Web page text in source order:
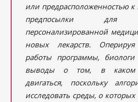
или предрасположенностью к
предпосылки для
персонализированной
новых лекарств. Оперируя
работы программы, биологи
выводы о том, в каком
двигаться, поскольку
исследовать среды, о